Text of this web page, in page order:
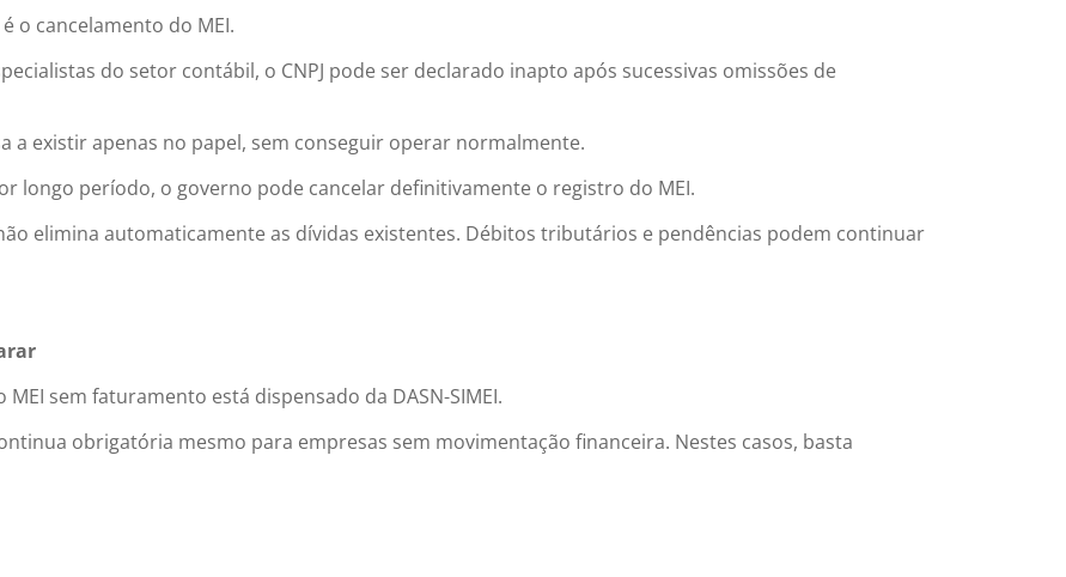
o cancelamento do MEI.
do setor contábil, o CNPJ pode ser declarado inapto após sucessivas omissões de
a existir apenas no papel, sem conseguir operar normalmente.
longo período, o governo pode cancelar definitivamente o registro do MEI.
elimina automaticamente as dívidas existentes. Débitos tributários e pendências podem continuar
sem faturamento está dispensado da DASN-SIMEI.
obrigatória mesmo para empresas sem movimentação financeira. Nestes casos, basta